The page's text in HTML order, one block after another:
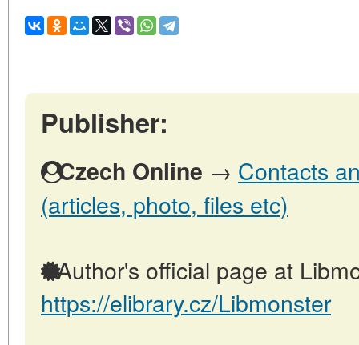
Publisher:
Czech Online → Contacts
(articles, photo, files etc)
Author's official page at
https://elibrary.cz/Libmonster